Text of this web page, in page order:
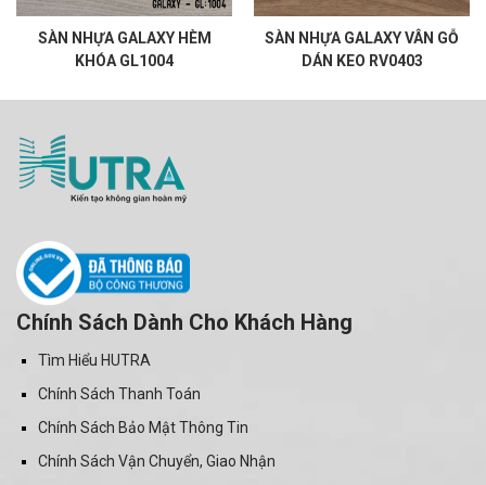
SÀN NHỰA GALAXY HÈM
KHÓA GL1004
SÀN NHỰA GALAXY VÂN GỖ
DÁN KEO RV0403
Chính Sách Dành Cho Khách Hàng
Tìm Hiểu HUTRA
Chính Sách Thanh Toán
Chính Sách Bảo Mật Thông Tin
Chính Sách Vận Chuyển, Giao Nhận